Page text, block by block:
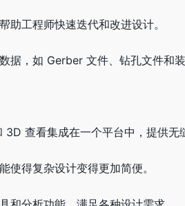
助工程师快速迭代和改进设计。
据，如 Gerber 文件、钻孔文件和装
3D 查看集成在一个平台中，提供无
使得复杂设计变得更加简便。